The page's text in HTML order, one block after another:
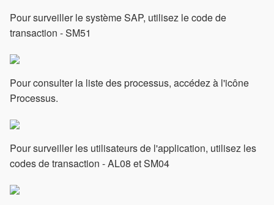
Pour surveiller le système SAP, utilisez le code de
transaction - SM51
Pour consulter la liste des processus, accédez à l'icône
Processus.
Pour surveiller les utilisateurs de l'application, utilisez les
codes de transaction - AL08 et SM04